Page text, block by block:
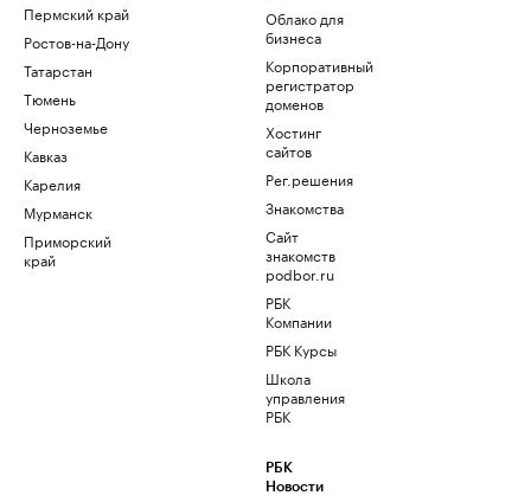
Пермский край
Ростов-на-Дону
Татарстан
Тюмень
Черноземье
Кавказ
Карелия
Мурманск
Приморский
край
Облако для
бизнеса
Корпоративный
регистратор
доменов
Хостинг
сайтов
Рег.решения
Знакомства
Сайт
знакомств
podbor.ru
РБК
Компании
РБК Курсы
Школа
управления
РБК
РБК
Новости